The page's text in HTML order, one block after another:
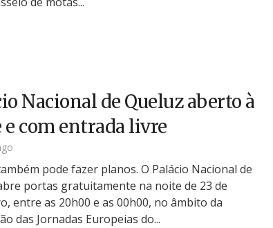
Nacional de Queluz aberto à
com entrada livre
pode fazer planos. O Palácio Nacional de
portas gratuitamente na noite de 23 de
entre as 20h00 e as 00h00, no âmbito da
das Jornadas Europeias do...